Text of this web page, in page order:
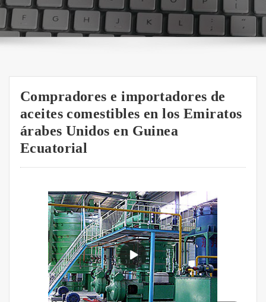
Compradores e importadores de
aceites comestibles en los Emiratos
árabes Unidos en Guinea
Ecuatorial